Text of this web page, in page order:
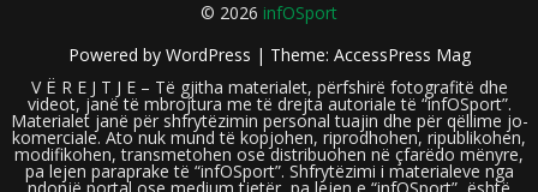
© 2026 infOSport
Powered by WordPress | Theme: AccessPress Mag
V Ë R E J T J E – Të gjitha materialet, përfshirë fotografitë dhe
videot, janë të mbrojtura me të drejta autoriale të “infOSport”.
Materialet janë për shfrytëzimin personal tuajin dhe për qëllime jo-
komerciale. Ato nuk mund të kopjohen, riprodhohen, ripublikohen,
modifikohen, transmetohen ose distribuohen në çfarëdo mënyre,
pa lejen paraprake të “infOSport”. Shfrytëzimi i materialeve nga